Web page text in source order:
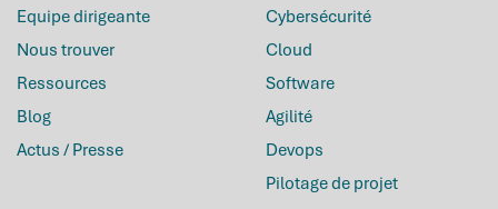
Equipe dirigeante
Nous trouver
Ressources
Blog
Actus / Presse
Cybersécurité
Cloud
Software
Agilité
Devops
Pilotage de projet